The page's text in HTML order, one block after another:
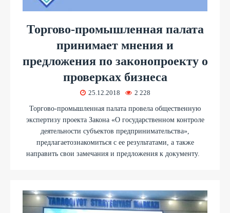
Торгово-промышленная палата
принимает мнения и
предложения по законопроекту о
проверках бизнеса
25.12.2018 2 228
Торгово-промышленная палата провела общественную
экспертизу проекта Закона «О государственном контроле
деятельности субъектов предпринимательства»,
предлагаетознакомиться с ее результатами, а также
направить свои замечания и предложения к документу.